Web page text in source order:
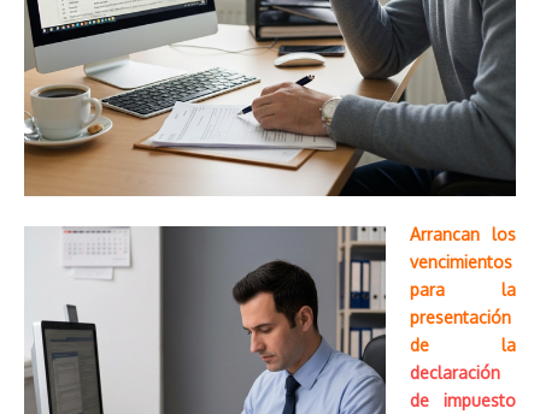
Arrancan los
vencimientos
para la
presentación
de la
declaración
de impuesto